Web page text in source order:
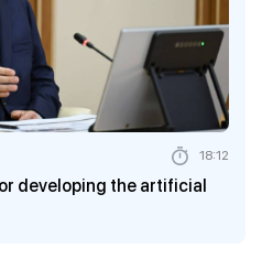
developing the artificial
18:12